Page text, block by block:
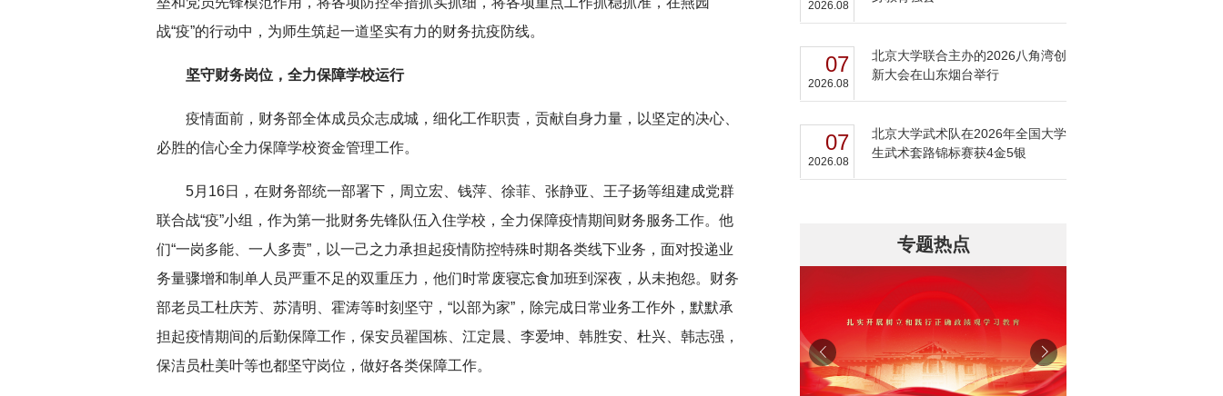
战“疫”的行动中，为师生筑起一道坚实有力的财务抗疫防线。
坚守财务岗位，全力保障学校运行
疫情面前，财务部全体成员众志成城，细化工作职责，贡献自身力量，以坚定的决心、
必胜的信心全力保障学校资金管理工作。
5月16日，在财务部统一部署下，周立宏、钱萍、徐菲、张静亚、王子扬等组建成党群
联合战“疫”小组，作为第一批财务先锋队伍入住学校，全力保障疫情期间财务服务工作。他
们“一岗多能、一人多责”，以一己之力承担起疫情防控特殊时期各类线下业务，面对投递业
务量骤增和制单人员严重不足的双重压力，他们时常废寝忘食加班到深夜，从未抱怨。财务
部老员工杜庆芳、苏清明、霍涛等时刻坚守，“以部为家”，除完成日常业务工作外，默默承
担起疫情期间的后勤保障工作，保安员翟国栋、江定晨、李爱坤、韩胜安、杜兴、韩志强，
保洁员杜美叶等也都坚守岗位，做好各类保障工作。
2026.08
07
2026.08
北京大学联合主办的2026八角湾创
新大会在山东烟台举行
07
2026.08
北京大学武术队在2026年全国大学
生武术套路锦标赛获4金5银
专题热点